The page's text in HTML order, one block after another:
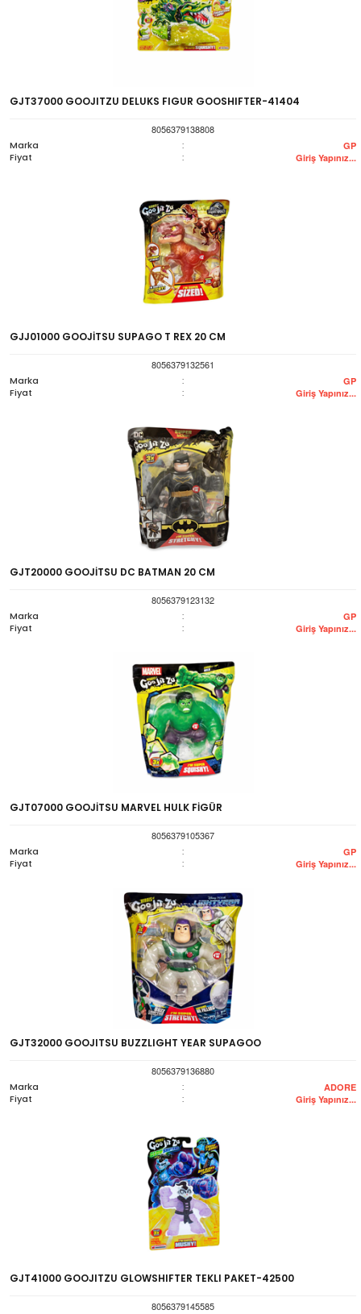
GJT37000 GOOJITZU DELUKS FIGUR GOOSHIFTER-41404
8056379138808
Marka
: GP
Fiyat : Giriş Yapınız...
GJJ01000 GOOJİTSU SUPAGO T REX 20 CM
8056379132561
Marka
: GP
Fiyat : Giriş Yapınız...
GJT20000 GOOJİTSU DC BATMAN 20 CM
8056379123132
Marka
: GP
Fiyat : Giriş Yapınız...
GJT07000 GOOJİTSU MARVEL HULK FİGÜR
8056379105367
Marka
: GP
Fiyat : Giriş Yapınız...
GJT32000 GOOJITSU BUZZLIGHT YEAR SUPAGOO
8056379136880
Marka
: ADORE
Fiyat : Giriş Yapınız...
GJT41000 GOOJITZU GLOWSHIFTER TEKLI PAKET-42500
8056379145585